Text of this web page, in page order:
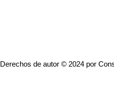
Derechos de autor © 2024 por